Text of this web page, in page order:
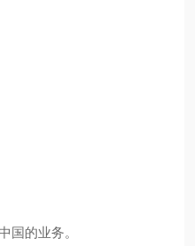
国的业务。